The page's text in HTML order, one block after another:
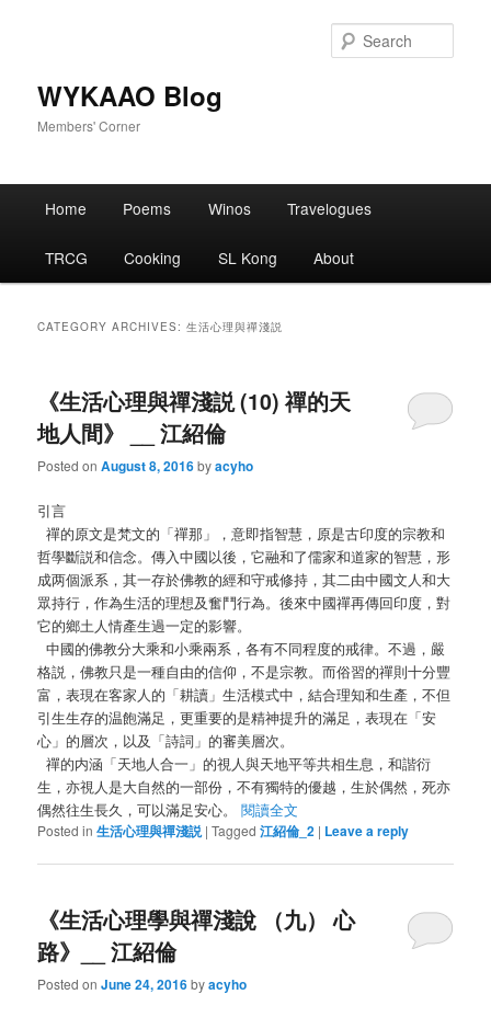
WYKAAO Blog
Members' Corner
Home Poems Winos Travelogues
TRCG Cooking SL Kong About
CATEGORY ARCHIVES:生活心理與禪淺説
《生活心理與禪淺説 (10) 禪的天
地人間》 __ 江紹倫
Posted onAugust 8, 2016byacyho
引言
禪的原文是梵文的「禪那」，意即指智慧，原是古印度的宗教和
哲學斷説和信念。傳入中國以後，它融和了儒家和道家的智慧，形
成两個派系，其一存於佛教的經和守戒修持，其二由中國文人和大
眾持行，作為生活的理想及奮鬥行為。後來中國禪再傳回印度，對
它的鄉土人情產生過一定的影響。
中國的佛教分大乘和小乘兩系，各有不同程度的戒律。不過，嚴
格説，佛教只是一種自由的信仰，不是宗教。而俗習的禪則十分豐
富，表現在客家人的「耕讀」生活模式中，結合理知和生產，不但
引生生存的温飽滿足，更重要的是精神提升的滿足，表現在「安
心」的層次，以及「詩詞」的審美層次。
禪的内涵「天地人合一」的視人與天地平等共相生息，和諧衍
生，亦視人是大自然的一部份，不有獨特的優越，生於偶然，死亦
偶然往生長久，可以滿足安心。
閱讀全文
Posted in 生活心理與禪淺説 |Tagged 江紹倫_2 | Leave a reply
《生活心理學與禪淺說 （九） 心
路》__ 江紹倫
Posted onJune 24, 2016byacyho